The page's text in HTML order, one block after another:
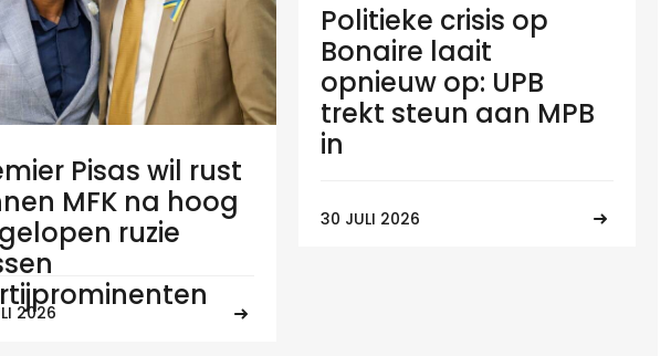
Pisas wil rust
MFK na hoog
ruzie
2026
Politieke crisis op
Bonaire laait
opnieuw op: UPB
trekt steun aan MPB
in
30 JULI 2026